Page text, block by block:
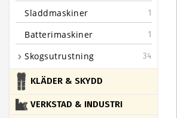
Sladdmaskiner 1
Batterimaskiner 1
Skogsutrustning 34
KLÄDER & SKYDD
VERKSTAD & INDUSTRI